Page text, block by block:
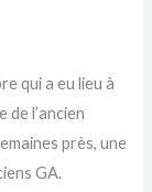
qui a eu lieu à
de l’ancien
près, une
GA.